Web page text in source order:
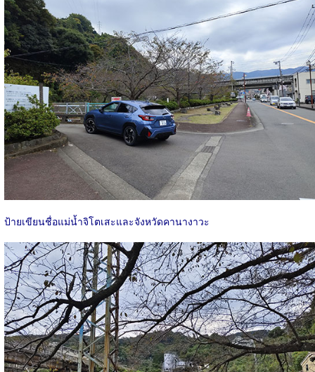
ป้ายเขียนชื่อแม่น้ำจิโตเสะและจังหวัดคานางาวะ